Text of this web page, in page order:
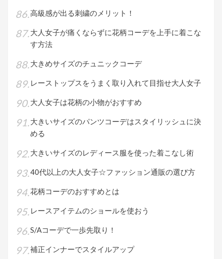
高級感が出る刺繍のメリット！
大人女子が痛くならずに花柄コーデを上手に着こな
す方法
大きめサイズのチュニックコーデ
レーストップスをうまく取り入れて目指せ大人女子
大人女子は花柄の小物がおすすめ
大きいサイズのパンツコーデはスタイリッシュに決
める
大きいサイズのレディース服を使った着こなし術
40代以上の大人女子☆ファッション通販の選び方
花柄コーデのおすすめとは
レースアイテムのショールを使おう
S/Aコーデで一歩先取り！
補正インナーでスタイルアップ